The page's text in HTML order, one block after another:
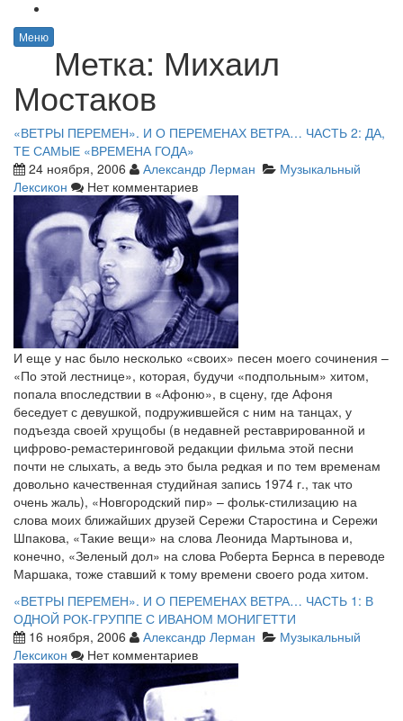
Меню
Метка: Михаил
Мостаков
«ВЕТРЫ ПЕРЕМЕН». И О ПЕРЕМЕНАХ ВЕТРА… ЧАСТЬ 2: ДА,
ТЕ САМЫЕ «ВРЕМЕНА ГОДА»
24 ноября, 2006
Александр Лерман
Музыкальный
Лексикон
Нет комментариев
И еще у нас было несколько «своих» песен моего сочинения –
«По этой лестнице», которая, будучи «подпольным» хитом,
попала впоследствии в «Афоню», в сцену, где Афоня
беседует с девушкой, подружившейся с ним на танцах, у
подъезда своей хрущобы (в недавней реставрированной и
цифрово-ремастеринговой редакции фильма этой песни
почти не слыхать, а ведь это была редкая и по тем временам
довольно качественная студийная запись 1974 г., так что
очень жаль), «Новгородский пир» – фольк-стилизацию на
слова моих ближайших друзей Сережи Старостина и Сережи
Шпакова, «Такие вещи» на слова Леонида Мартынова и,
конечно, «Зеленый дол» на слова Роберта Бернса в переводе
Маршака, тоже ставший к тому времени своего рода хитом.
«ВЕТРЫ ПЕРЕМЕН». И О ПЕРЕМЕНАХ ВЕТРА… ЧАСТЬ 1: В
ОДНОЙ РОК-ГРУППЕ С ИВАНОМ МОНИГЕТТИ
16 ноября, 2006
Александр Лерман
Музыкальный
Лексикон
Нет комментариев